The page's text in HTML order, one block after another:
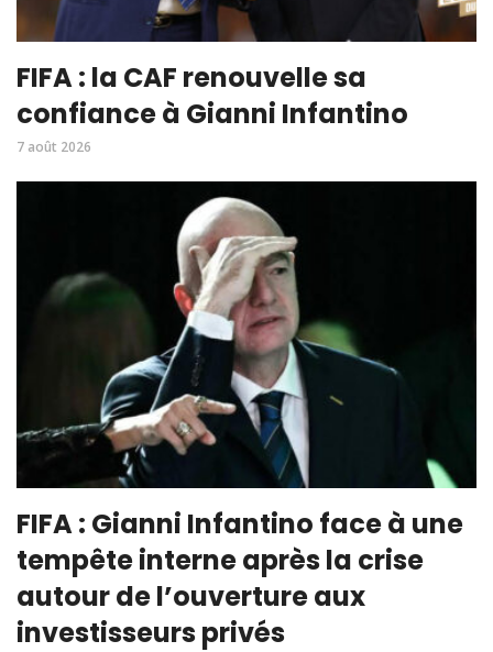
FIFA : la CAF renouvelle sa
confiance à Gianni Infantino
7 août 2026
FIFA : Gianni Infantino face à une
tempête interne après la crise
autour de l’ouverture aux
investisseurs privés